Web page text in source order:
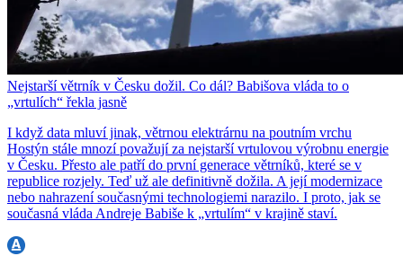
Nejstarší větrník v Česku dožil. Co dál? Babišova vláda to o
„vrtulích“ řekla jasně
I když data mluví jinak, větrnou elektrárnu na poutním vrchu
Hostýn stále mnozí považují za nejstarší vrtulovou výrobnu energie
v Česku. Přesto ale patří do první generace větrníků, které se v
republice rozjely. Teď už ale definitivně dožila. A její modernizace
nebo nahrazení současnými technologiemi narazilo. I proto, jak se
současná vláda Andreje Babiše k „vrtulím“ v krajině staví.